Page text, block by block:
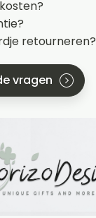
retourneren?
vragen